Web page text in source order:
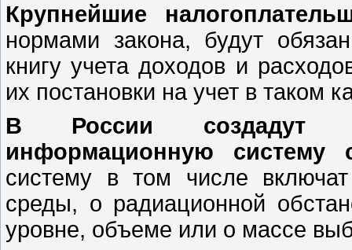
Крупнейшие
нормами закона, будут
книгу учета доходов и
их постановки на учет в таком
В России создадут
информационную систему
систему в том числе
среды, о радиационной
уровне, объеме или о массе